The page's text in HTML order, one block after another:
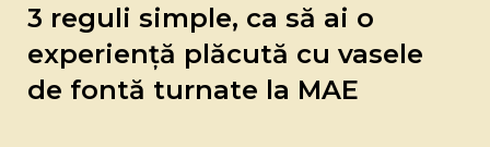
3 reguli simple, ca să ai o
experiență plăcută cu vasele
de fontă turnate la MAE